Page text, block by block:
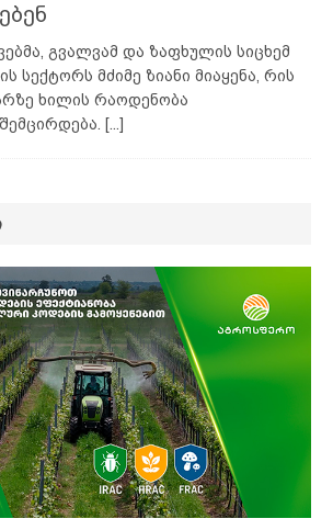
გვალვამ და ზაფხულის სიცხემ
სექტორს მძიმე ზიანი მიაყენა, რის
ხილის რაოდენობა
[...]